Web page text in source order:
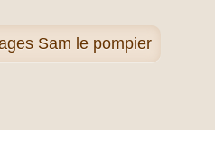
Sam le pompier